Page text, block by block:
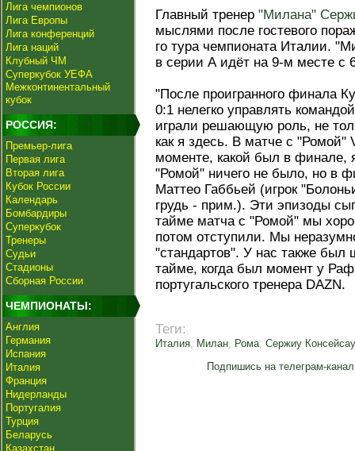
Лига чемпионов
Лига Европы
Лига конференций
Лига наций
Клубный ЧМ
Суперкубок УЕФА
Межконтинентальный
кубок
РОССИЯ:
Премьер-лига
Первая лига
Вторая лига
Кубок России
Календарь
Бомбардиры
Суперкубок
Тренеры
Судьи
Стадионы
Сборная России
ЧЕМПИОНАТЫ:
Англия
Германия
Испания
Италия
Франция
Нидерланды
Португалия
Турция
Беларусь
Казахстан
Главный тренер "Милана"
мыслями после гостевого
го тура чемпионата Италии.
в серии А идёт на 9-м месте с
"После проигранного финала
0:1 нелегко управлять
играли решающую роль, не
как я здесь. В матче с
моменте, какой был в финале,
"Ромой" ничего не было, но в
Маттео Габбьей (игрок
грудь - прим.). Эти эпизоды
тайме матча с "Ромой" мы
потом отступили. Мы
"стандартов". У нас также был
тайме, когда был момент у
португальского тренера DAZN.
Теги:
Италия, Милан, Рома, Сержиу Консейсау
Подпишись на телеграм-